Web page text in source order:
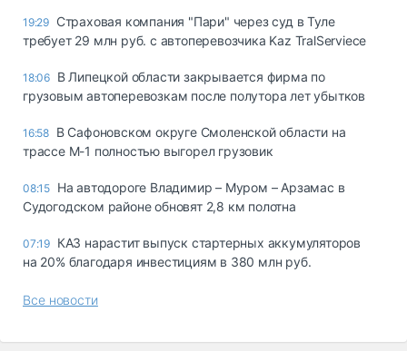
19:29 Страховая компания "Пари" через суд в Туле
требует 29 млн руб. с автоперевозчика Kaz TralServiece
18:06 В Липецкой области закрывается фирма по
грузовым автоперевозкам после полутора лет убытков
16:58 В Сафоновском округе Смоленской области на
трассе М-1 полностью выгорел грузовик
08:15 На автодороге Владимир – Муром – Арзамас в
Судогодском районе обновят 2,8 км полотна
07:19 КАЗ нарастит выпуск стартерных аккумуляторов
на 20% благодаря инвестициям в 380 млн руб.
Все новости